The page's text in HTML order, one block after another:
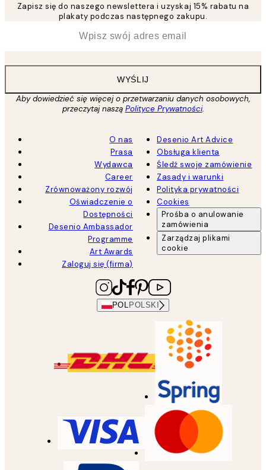
Zapisz się do naszego newslettera i uzyskaj 15% rabatu na
plakaty podczas następnego zakupu.
WYŚLIJ
Aby dowiedzieć się więcej o przetwarzaniu danych osobowych,
przeczytaj naszą Polityce Prywatności.
O nas
Prasa
Wydawca
Career
Zrównoważony rozwój
Oświadczenie o
Dostępności
Desenio Ambassador
Programme
Art Awards
Zaloguj się (firma)
Desenio Art Advice
Obsługa klienta
Śledź swoje zamówienie
Zasady i warunki
Polityka prywatności
Cookies
Prośba o anulowanie
zamówienia
Zarządzaj plikami
cookie
POL POLSKI